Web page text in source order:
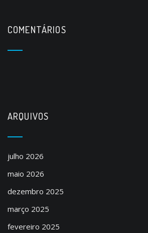
COMENTÁRIOS
ARQUIVOS
julho 2026
maio 2026
dezembro 2025
março 2025
fevereiro 2025